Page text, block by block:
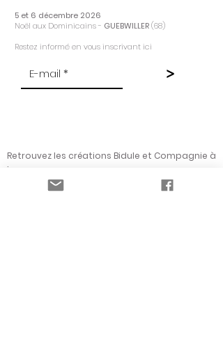
5 et 6 décembre 2026
Noël aux Dominicains - GUEBWILLER(68)
Restez informé en vous inscrivant ici
>
Retrouvez les créations Bidule et Compagnie à
:
BEBLENHEIM(68)